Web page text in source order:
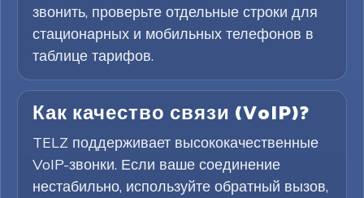
звонить, проверьте отдельные строки для
стационарных и мобильных телефонов в
таблице тарифов.
Как качество связи (VoIP)?
TELZ поддерживает высококачественные
VoIP-звонки. Если ваше соединение
нестабильно, используйте обратный вызов,